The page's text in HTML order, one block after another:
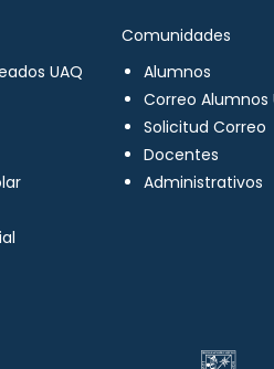
UAQ
Comunidades
Alumnos
Correo Alumnos
Solicitud Correo
Docentes
Administrativos